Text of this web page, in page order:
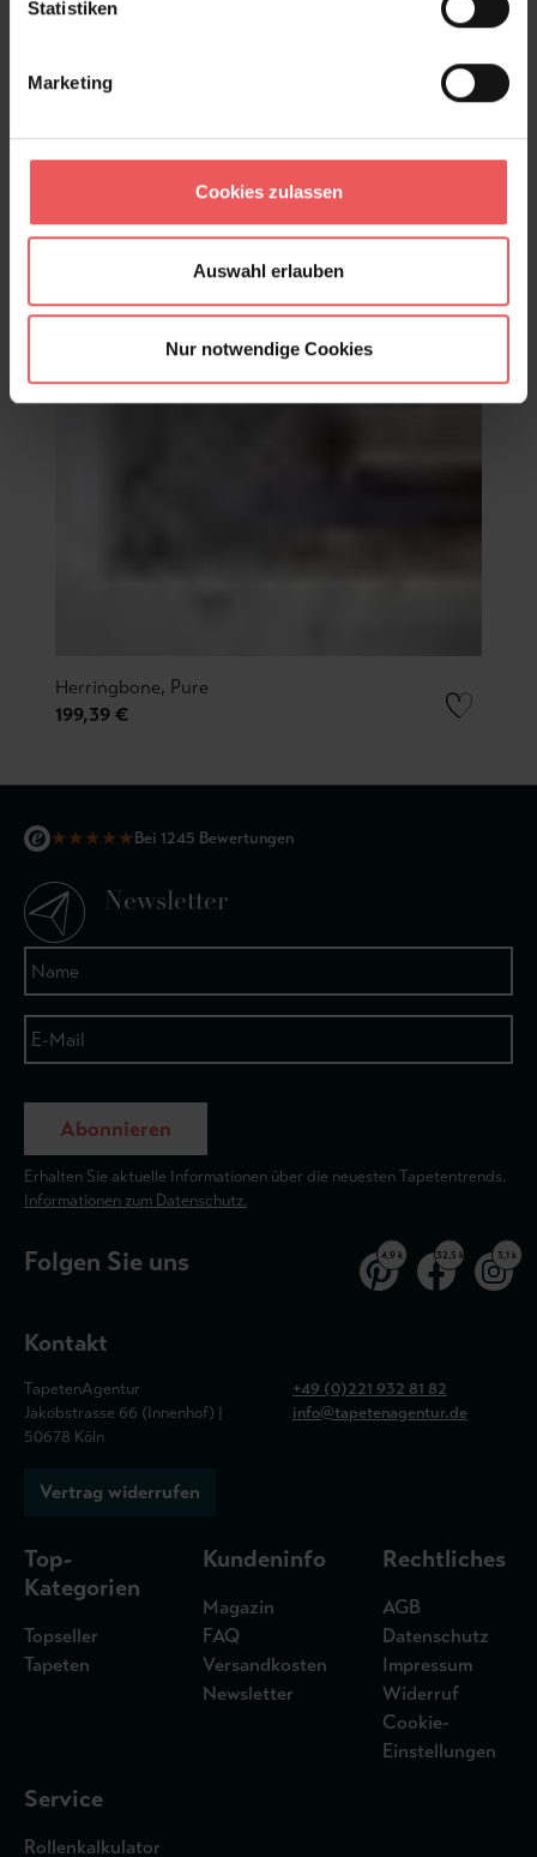
Statistiken
Marketing
Cookies zulassen
Auswahl erlauben
Nur notwendige Cookies
Herringbone, Yellow
199,39 €
Herringbone, Pure
199,39 €
★★★★★Bei 1245 Bewertungen
Newsletter
Abonnieren
Erhalten Sie aktuelle Informationen über die neuesten Tapetentrends.
Informationen zum Datenschutz.
Folgen Sie uns 4,9 k 32,5 k 3,1 k
Kontakt
TapetenAgentur
Jakobstrasse 66 (Innenhof) |
50678 Köln
+49 (0)221 932 81 82
info@tapetenagentur.de
Vertrag widerrufen
Top-
Kategorien
Topseller
Tapeten
Kundeninfo
Magazin
FAQ
Versandkosten
Newsletter
Rechtliches
AGB
Datenschutz
Impressum
Widerruf
Cookie-
Einstellungen
Service
Rollenkalkulator